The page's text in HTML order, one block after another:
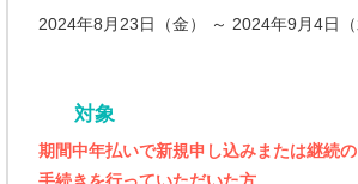
2024年8月23日（金） ～ 2024年9月4日（
対象
期間中年払いで新規申し込みまたは継続